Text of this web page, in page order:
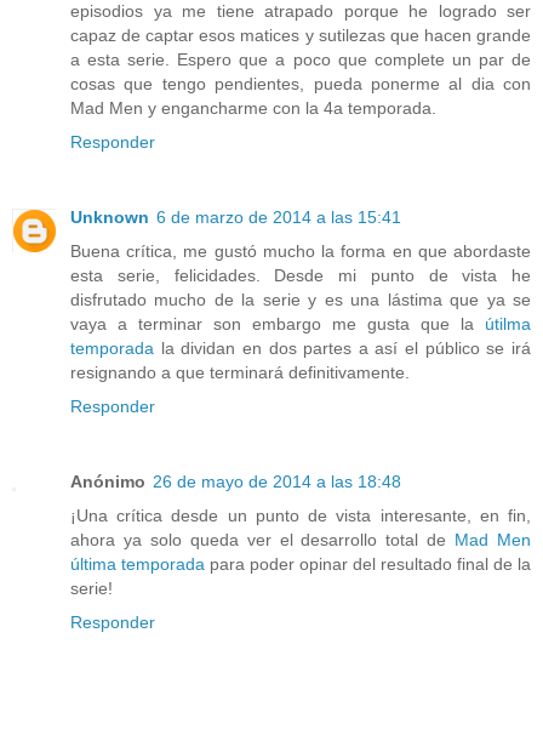
episodios ya me tiene atrapado porque he logrado ser
capaz de captar esos matices y sutilezas que hacen grande
a esta serie. Espero que a poco que complete un par de
cosas que tengo pendientes, pueda ponerme al dia con
Mad Men y engancharme con la 4a temporada.
Responder
Unknown 6 de marzo de 2014 a las 15:41
Buena crítica, me gustó mucho la forma en que abordaste
esta serie, felicidades. Desde mi punto de vista he
disfrutado mucho de la serie y es una lástima que ya se
vaya a terminar son embargo me gusta que la útilma
temporada la dividan en dos partes a así el público se irá
resignando a que terminará definitivamente.
Responder
Anónimo 26 de mayo de 2014 a las 18:48
¡Una crítica desde un punto de vista interesante, en fin,
ahora ya solo queda ver el desarrollo total de Mad Men
última temporada para poder opinar del resultado final de la
serie!
Responder